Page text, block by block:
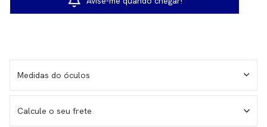
Medidas do óculos
Calcule o seu frete